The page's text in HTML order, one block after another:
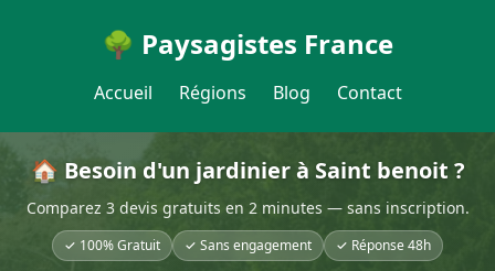
🌳 Paysagistes France
Accueil Régions Blog Contact
🏠 Besoin d'un jardinier à Saint benoit ?
Comparez 3 devis gratuits en 2 minutes — sans inscription.
✓ 100% Gratuit ✓ Sans engagement ✓ Réponse 48h